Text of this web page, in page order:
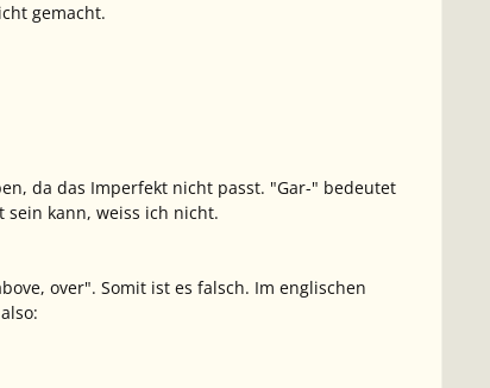
gemacht.
da das Imperfekt nicht passt. "Gar-" bedeutet
kann, weiss ich nicht.
over". Somit ist es falsch. Im englischen